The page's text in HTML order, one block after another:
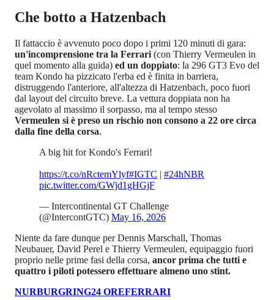
Che botto a Hatzenbach
Il fattaccio è avvenuto poco dopo i primi 120 minuti di gara:
un'incomprensione tra la Ferrari (con Thierry Vermeulen in
quel momento alla guida) ed un doppiato: la 296 GT3 Evo del
team Kondo ha pizzicato l'erba ed è finita in barriera,
distruggendo l'anteriore, all'altezza di Hatzenbach, poco fuori
dal layout del circuito breve. La vettura doppiata non ha
agevolato al massimo il sorpasso, ma al tempo stesso
Vermeulen si è preso un rischio non consono a 22 ore circa
dalla fine della corsa.
A big hit for Kondo's Ferrari!
https://t.co/nRctemYlyf#IGTC | #24hNBR
pic.twitter.com/GWjd1gHGjF
— Intercontinental GT Challenge
(@IntercontGTC) May 16, 2026
Niente da fare dunque per Dennis Marschall, Thomas
Neubauer, David Perel e Thierry Vermeulen, equipaggio fuori
proprio nelle prime fasi della corsa, ancor prima che tutti e
quattro i piloti potessero effettuare almeno uno stint.
NURBURGRING24 OREFERRARI